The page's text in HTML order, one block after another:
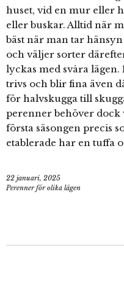
huset, vid en mur eller
eller buskar. Alltid när
bäst när man tar
och väljer sorter
lyckas med svåra
trivs och blir fina även
för halvskugga till
perenner behöver dock
första säsongen precis
etablerade har en tuffa
22 januari, 2025
Perenner för olika lägen